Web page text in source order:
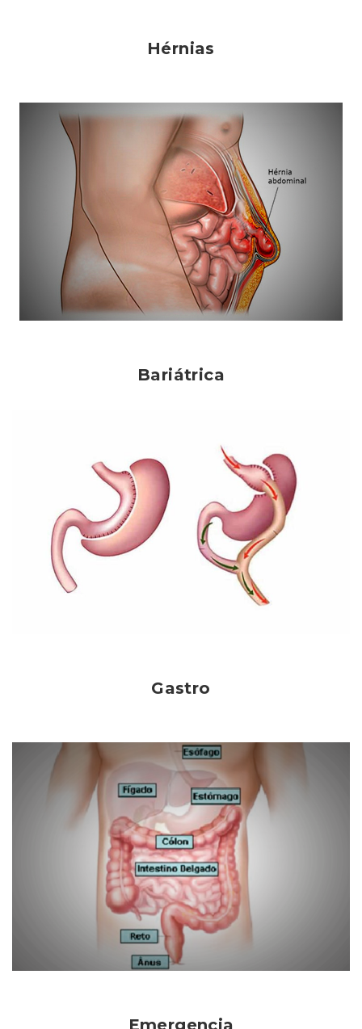
Hérnias
Bariátrica
Gastro
Emergencia